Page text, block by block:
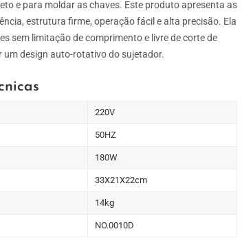
e para moldar as chaves. Este produto apresenta as
estrutura firme, operação fácil e alta precisão. Ela
sem limitação de comprimento e livre de corte de
um design auto-rotativo do sujetador.
220V
50HZ
180W
33X21X22cm
14kg
NO.0010D